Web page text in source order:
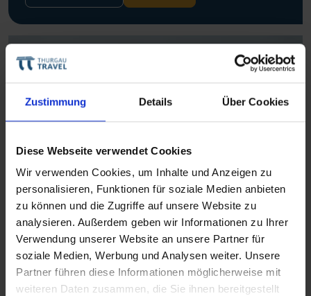
Zustimmung Details Über Cookies
Diese Webseite verwendet Cookies
Wir verwenden Cookies, um Inhalte und Anzeigen zu
personalisieren, Funktionen für soziale Medien anbieten
zu können und die Zugriffe auf unsere Website zu
analysieren. Außerdem geben wir Informationen zu Ihrer
Verwendung unserer Website an unsere Partner für
soziale Medien, Werbung und Analysen weiter. Unsere
Partner führen diese Informationen möglicherweise mit
weiteren Daten zusammen, die Sie ihnen bereitgestellt
Neu
Edelweiss
Flusshüpfen auf Rhein, Mosel und Saar
BASEL–SAARLOUIS–TRIER–KOBLENZ–BASEL